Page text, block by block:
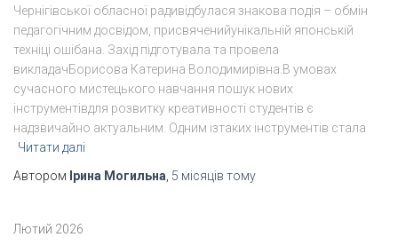
Чернігівської обласної радивідбулася знакова подія – обмін
педагогічним досвідом, присвяченийунікальній японській
техніці ошібана. Захід підготувала та провела
викладачБорисова Катерина Володимирівна.В умовах
сучасного мистецького навчання пошук нових
інструментівдля розвитку креативності студентів є
надзвичайно актуальним. Одним ізтаких інструментів стала
Читати далі
Автором Ірина Могильна 5 місяців тому
Лютий 2026